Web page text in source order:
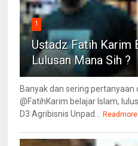
1
Ustadz Fatih Karim
Lulusan Mana Sih ?
Banyak dan sering pertanyaan
@FatihKarim belajar Islam,
D3 Agribisnis Unpad...
Readmore